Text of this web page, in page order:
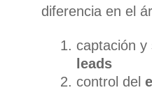
diferencia en el
captación y
leads
control del